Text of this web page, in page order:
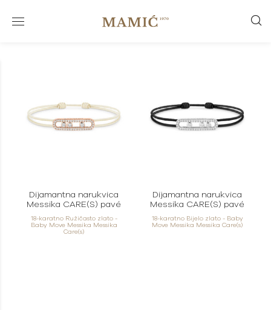
Dijamantna narukvica
Messika CARE(S) pavé
18-karatno Ružičasto zlato -
Baby Move Messika Messika
Care(s)
Dijamantna narukvica
Messika CARE(S) pavé
18-karatno Bijelo zlato - Baby
Move Messika Messika Care(s)